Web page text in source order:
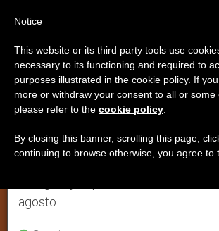
ARTE Y CULTURA
Aviso importante
Del 27 de julio al 7 de agosto
anual, aprovechando que en el
se generan menos informaciones y
agosto.
Notice
This website or its third party tools use
necessary to its functioning and required to
purposes illustrated in the cookie policy. If
more or withdraw your consent to all or some
please refer to the cookie policy
By closing this banner, scrolling this page,
continuing to browse otherwise, you agree to